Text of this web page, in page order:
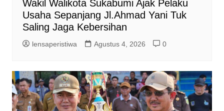
Wakil Walikota Sukabumi Ajak Pelaku
Usaha Sepanjang Jl.Ahmad Yani Tuk
Saling Jaga Kebersihan
lensaperistiwa Agustus 4, 2026 0